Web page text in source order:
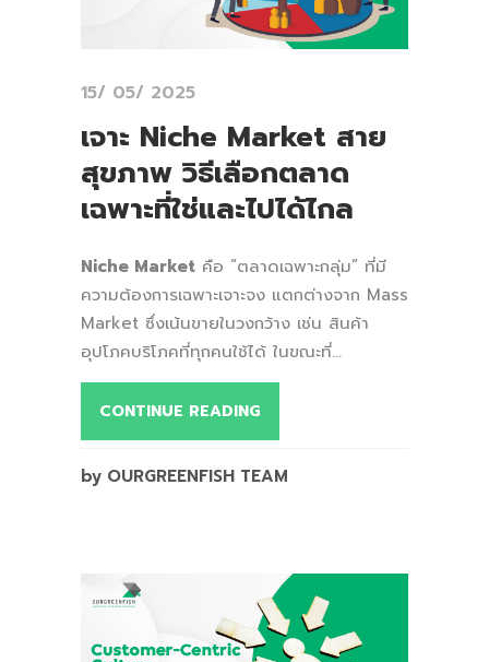
15/ 05/ 2025
เจาะ Niche Market สาย
สุขภาพ วิธีเลือกตลาด
เฉพาะที่ใช่และไปได้ไกล
Niche Market คือ “ตลาดเฉพาะกลุ่ม” ที่มี
ความต้องการเฉพาะเจาะจง แตกต่างจาก Mass
Market ซึ่งเน้นขายในวงกว้าง เช่น สินค้า
อุปโภคบริโภคที่ทุกคนใช้ได้ ในขณะที่...
CONTINUE READING
by OURGREENFISH TEAM